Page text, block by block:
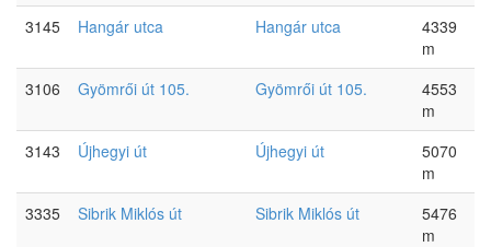
3145
Hangár utca Hangár utca
4339
m
3106
Gyömrői út 105. Gyömrői út 105.
4553
m
3143
Újhegyi út Újhegyi út
5070
m
3335
Sibrik Miklós út Sibrik Miklós út
5476
m